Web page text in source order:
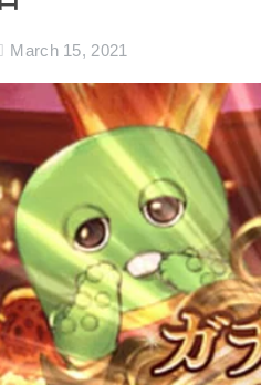
March 15, 2021